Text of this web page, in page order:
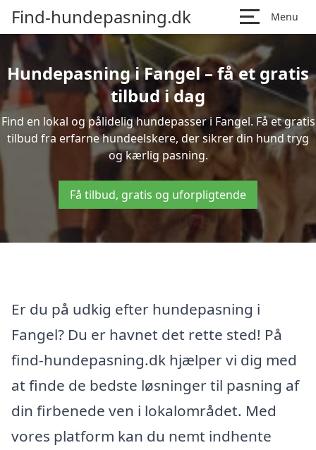
Find-hundepasning.dk Menu
Hundepasning i Fangel – få et gratis
tilbud i dag
Find en lokal og pålidelig hundepasser i Fangel. Få et gratis
tilbud fra erfarne hundeelskere, der sikrer din hund tryg
og kærlig pasning.
Få tilbud, gratis og uforpligtende
Er du på udkig efter hundepasning i
Fangel? Du er havnet det rette sted! På
find-hundepasning.dk hjælper vi dig med
at finde de bedste løsninger til pasning af
din firbenede ven i lokalområdet. Med
vores platform kan du nemt indhente